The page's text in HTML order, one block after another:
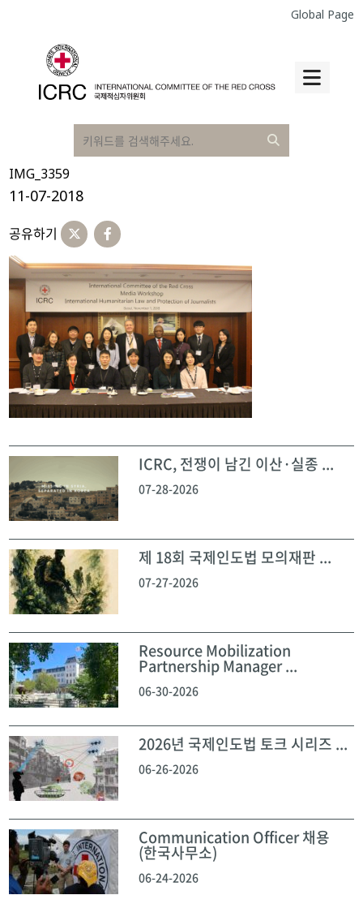
Global Page
IMG_3359
11-07-2018
공유하기
ICRC, 전쟁이 남긴 이산·실종 ...
07-28-2026
제 18회 국제인도법 모의재판 ...
07-27-2026
Resource Mobilization
Partnership Manager ...
06-30-2026
2026년 국제인도법 토크 시리즈 ...
06-26-2026
Communication Officer 채용
(한국사무소)
06-24-2026